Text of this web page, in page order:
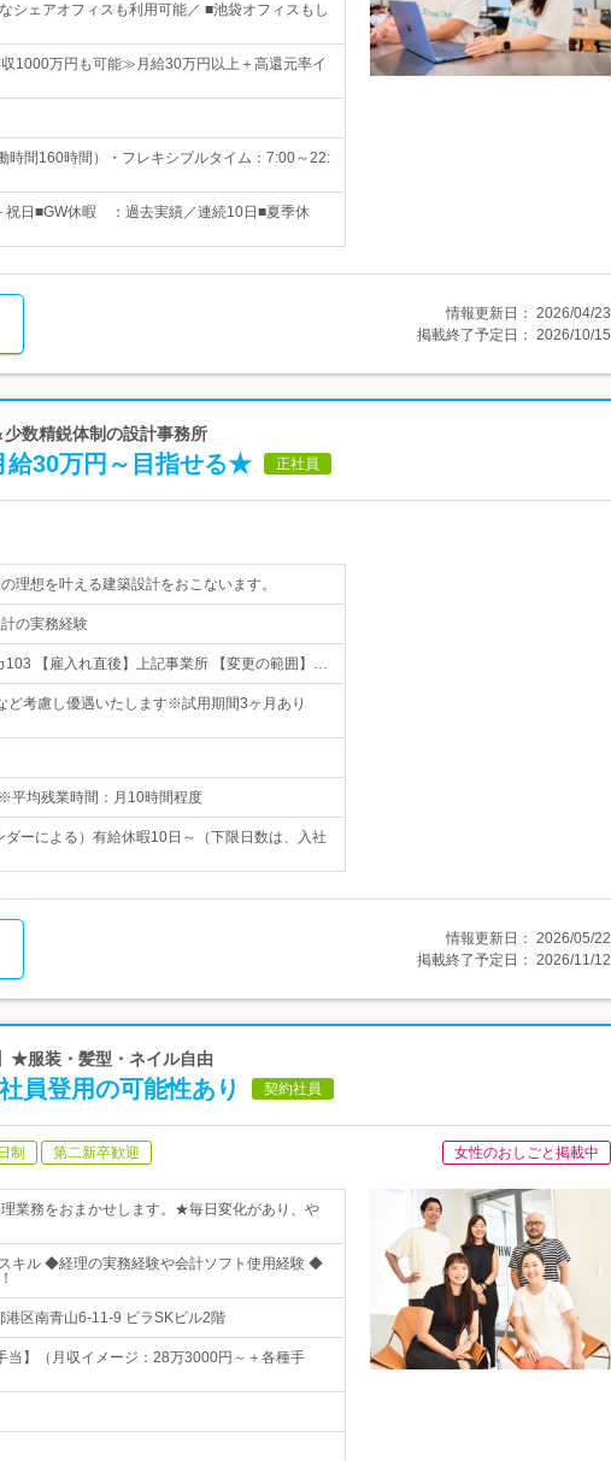
シェアオフィスも利用可能／ ■池袋オフィスもし
1000万円も可能≫月給30万円以上＋高還元率イ
時間160時間）・フレキシブルタイム：7:00～22:
日■GW休暇 ：過去実績／連続10日■夏季休
情報更新日： 2026/04/23
掲載終了予定日： 2026/10/15
数精鋭体制の設計事務所
給30万円～目指せる★ 正社員
理想を叶える建築設計をおこないます。
の実務経験
【雇入れ直後】上記事業所 【変更の範囲】…
考慮し優遇いたします※試用期間3ヶ月あり
平均残業時間：月10時間程度
ーによる）有給休暇10日～（下限日数は、入社
情報更新日： 2026/05/22
掲載終了予定日： 2026/11/12
★服装・髪型・ネイル自由
員登用の可能性あり 契約社員
制 第二新卒歓迎 女性のおしごと掲載中
業務をおまかせします。★毎日変化があり、や
キル ◆経理の実務経験や会計ソフト使用経験 ◆
港区南青山6-11-9 ビラSKビル2階
当】（月収イメージ：28万3000円～＋各種手